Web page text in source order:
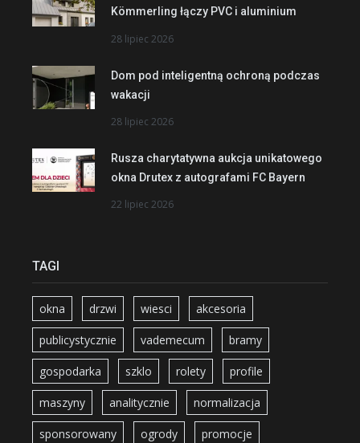
Kömmerling łączy PVC i aluminium
28 lipiec 2026
Dom pod inteligentną ochroną podczas
wakacji
28 lipiec 2026
Rusza charytatywna aukcja unikatowego
okna Drutex z autografami FC Bayern
22 lipiec 2026
TAGI
okna drzwi wiesci akcesoria
publicystycznie vademecum bramy
gospodarka szklo rolety profile
maszyny analitycznie normalizacja
sponsorowany ogrody promocje